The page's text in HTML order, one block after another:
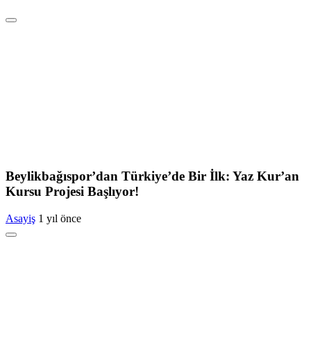
Beylikbağıspor’dan Türkiye’de Bir İlk: Yaz Kur’an
Kursu Projesi Başlıyor!
Asayiş 1 yıl önce